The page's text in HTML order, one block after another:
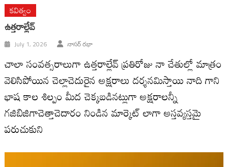
కవిత్వం
ఉత్తరాల్లేవ్
July 1, 2026 నాసర్ రభా
చాలా సంవత్సరాలుగా ఉత్తరాల్లేవ్ ప్రతిరోజు నా చేతుల్లో మాత్రం
వెలిసిపోయిన చెల్లాచెదురైన అక్షరాలు దర్శనమిస్తాయి నాది గాని
భాష కాల శిల్పం మీద చెక్కబడినట్లుగా అక్షరాలన్నీ
గజిబిజిగాచెత్తాచెదారం నిండిన మార్కెట్ లాగా అస్తవ్యస్తమై
పరుచుకుని